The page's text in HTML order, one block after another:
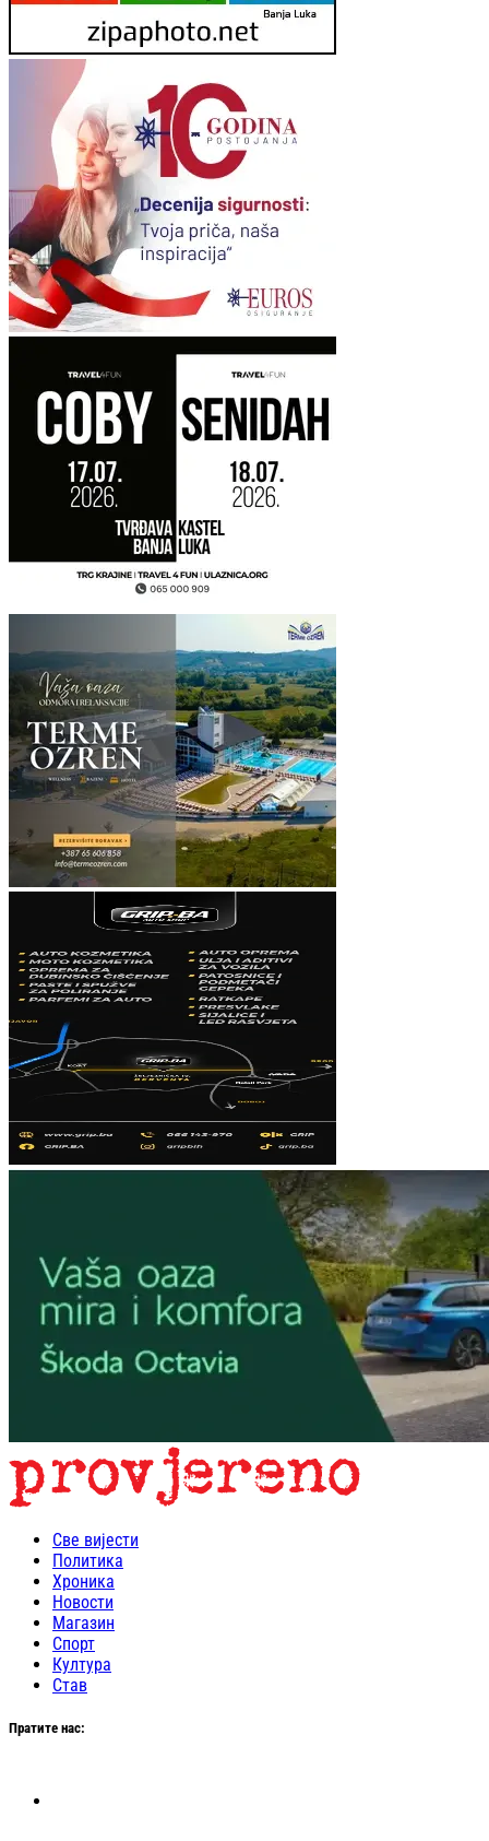
Све вијести
Политика
Хроника
Новости
Магазин
Спорт
Култура
Став
Пратите нас: